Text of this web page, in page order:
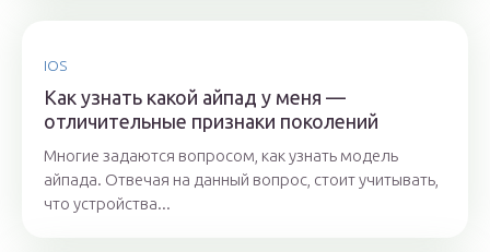
IOS
Как узнать какой айпад у меня —
отличительные признаки поколений
Многие задаются вопросом, как узнать модель
айпада. Отвечая на данный вопрос, стоит учитывать,
что устройства...